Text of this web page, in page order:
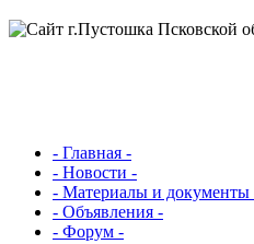
- Главная -
- Новости -
- Материалы и документы
- Объявления -
- Форум -